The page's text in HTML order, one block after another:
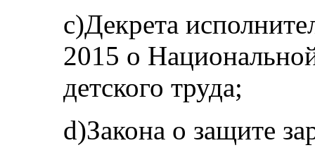
c)Декрета
2015 о
детского труда;
d)Закона о защите